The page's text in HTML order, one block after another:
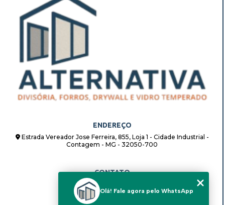
ENDEREÇO
Estrada Vereador Jose Ferreira, 855, Loja 1 - Cidade Industrial -
Contagem - MG - 32050-700
CONTATO
(31) 98862-8408
(31) 98862-8408
Olá! Fale agora pelo WhatsApp